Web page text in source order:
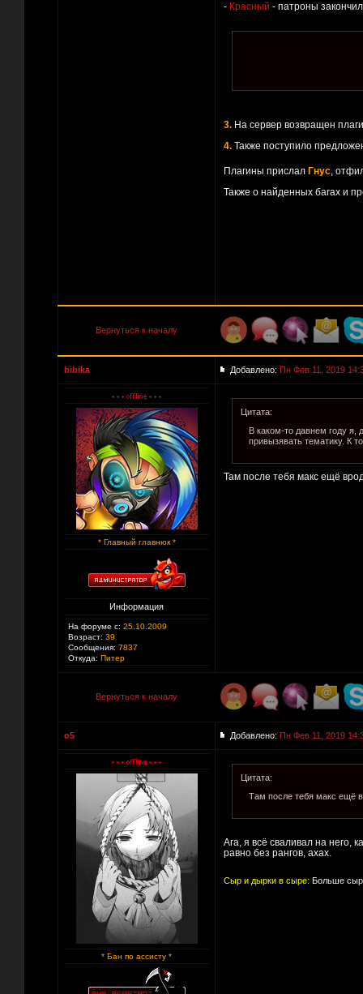
- Красный - патроны
3. На сервер возвращен
4. Также поступило
Плагины прислал Гнус,
Также о найденных багах и
Вернуться к началу
bibika Добавлено: Пн Фев 11, 2019
* Главный главнюк *
Информация
На форуме с: 25.10.2009
Возраст: 39
Сообщения: 7837
Откуда: Питер
Цитата:
В каком-то давнем году я,
привызявать тематику. К
Там после тебя макс ещё
Вернуться к началу
o5 Добавлено: Пн Фев 11, 2019
* Бан по ассисту *
Цитата:
Там после тебя макс ещё
Ага, я всё сваливал на него,
равно без рангов, ахах.
Сыр и дырки в сыре: Больше